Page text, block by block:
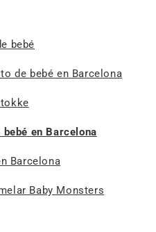
bebé
de bebé en Barcelona
en Barcelona
Barcelona
Baby Monsters